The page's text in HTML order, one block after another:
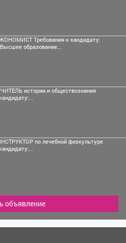
Требования к кандидату:
образование...
истории и обществознания
по лечебной физкультуре
объявление